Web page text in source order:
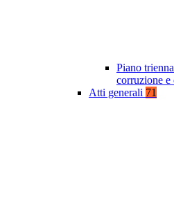
Piano
corruzione e
Atti generali 71